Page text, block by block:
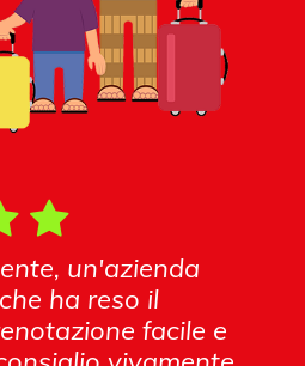
un'azienda
ha reso il
facile e